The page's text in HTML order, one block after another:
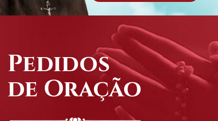
Pedidos
de Oração